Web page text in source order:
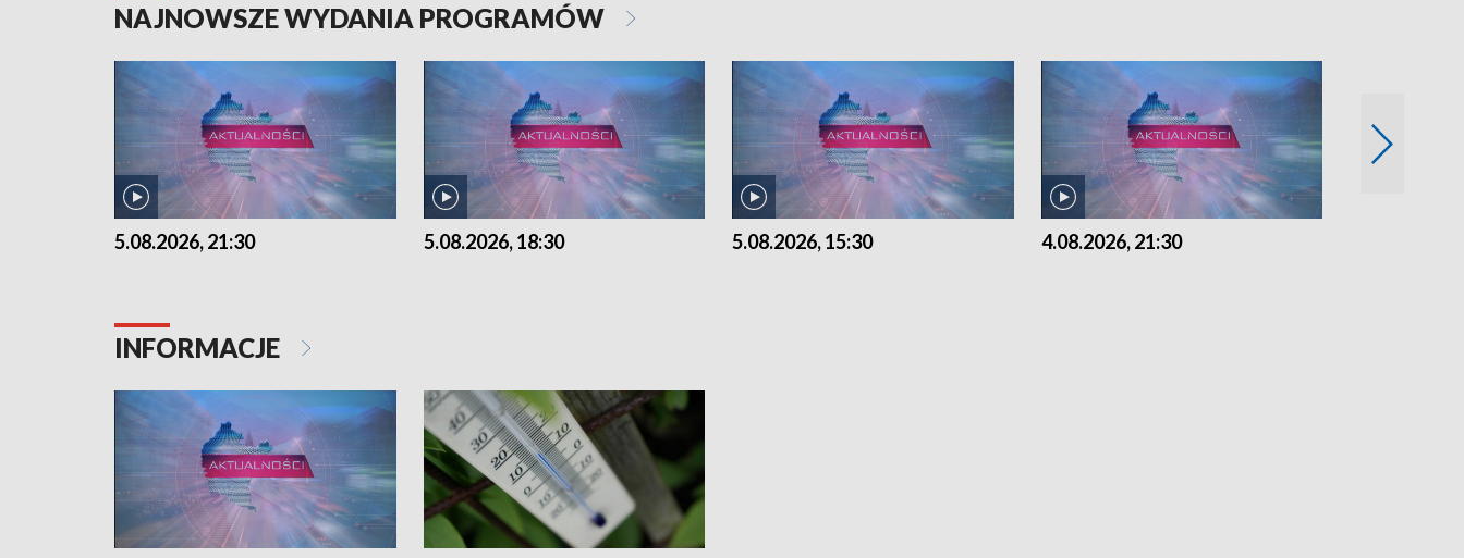
NAJNOWSZE WYDANIA PROGRAMÓW
5.08.2026, 21:30 5.08.2026, 18:30 5.08.2026, 15:30 4.08.2026, 21:30
INFORMACJE